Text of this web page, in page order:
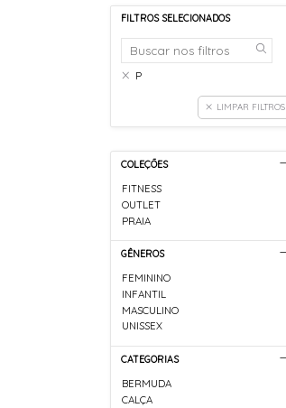
FILTROS SELECIONADOS
P
LIMPAR FILTROS
COLEÇÕES
FITNESS
OUTLET
PRAIA
GÊNEROS
FEMININO
INFANTIL
MASCULINO
UNISSEX
CATEGORIAS
BERMUDA
CALÇA